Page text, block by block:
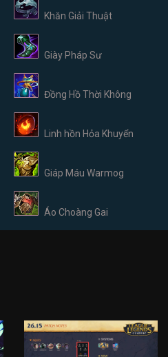
Khăn Giải Thuật
Giày Pháp Sư
Đồng Hồ Thời Không
Linh hồn Hỏa Khuyển
Giáp Máu Warmog
Áo Choàng Gai